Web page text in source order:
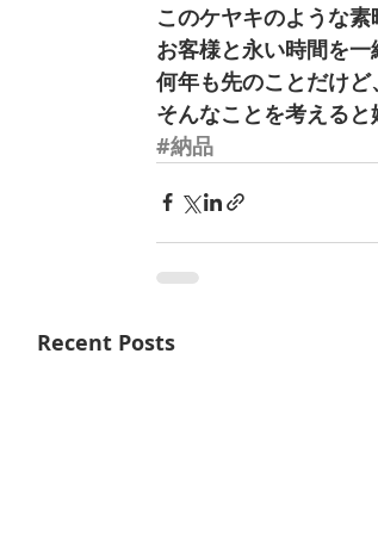
このケヤキのような
お客様と永い時間を
何年も先のことだけ
そんなことを考えると
#納品
Recent Posts